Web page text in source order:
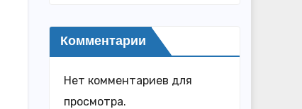
Комментарии
Нет комментариев для
просмотра.